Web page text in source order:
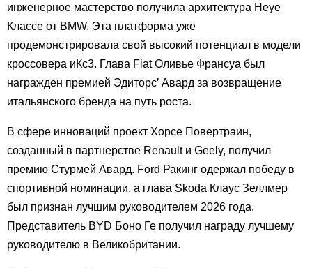
инженерное мастерство получила архитектура Неуе
Классе от BMW. Эта платформа уже
продемонстрировала свой высокий потенциал в модели
кроссовера иКс3. Глава Fiat Оливье Франсуа был
награжден премией Эдиторс’ Авард за возвращение
итальянского бренда на путь роста.
В сфере инноваций проект Хорсе Повертраин,
созданный в партнерстве Renault и Geely, получил
премию Стурмей Авард. Ford Ракинг одержал победу в
спортивной номинации, а глава Skoda Клаус Зеллмер
был признан лучшим руководителем 2026 года.
Представитель BYD Боно Ге получил награду лучшему
руководителю в Великобритании.